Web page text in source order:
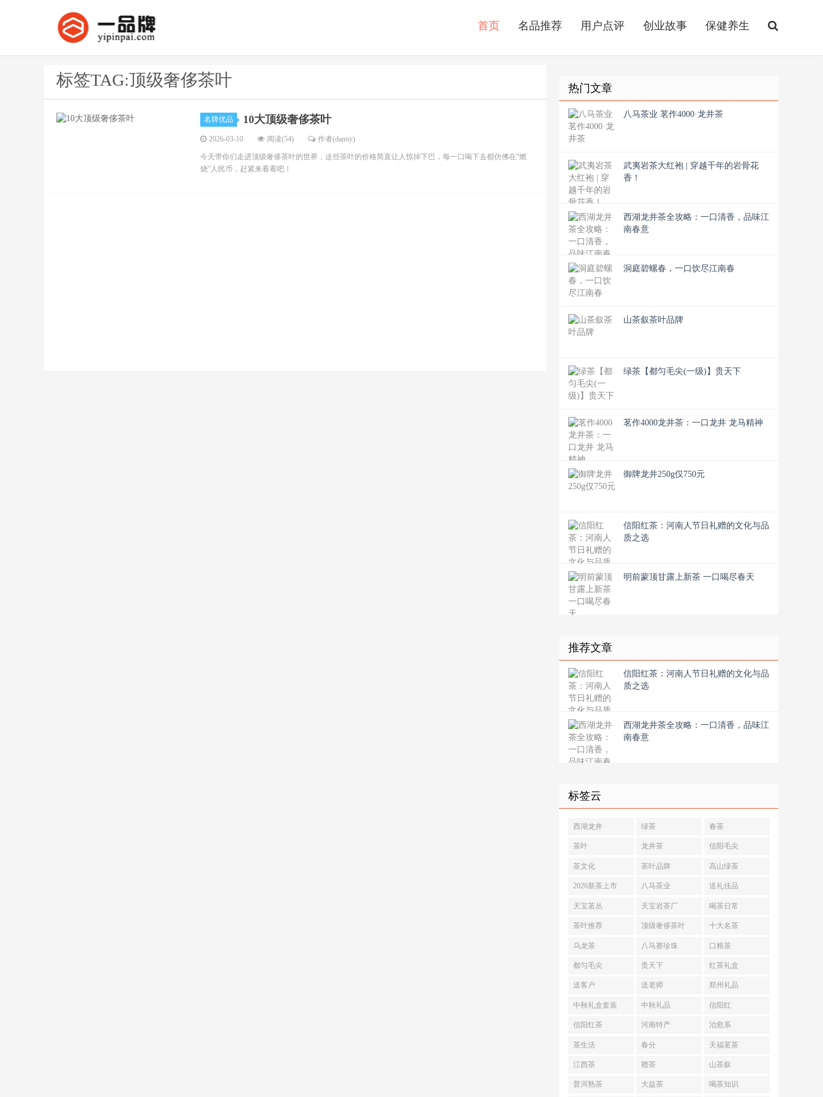
首页 名品推荐 用户点评 创业故事 保健养生
标签TAG:顶级奢侈茶叶
名牌优品 10大顶级奢侈茶叶
2026-03-10 阅读(54) 作者(danny)
今天带你们走进顶级奢侈茶叶的世界，这些茶叶的价格简直让人惊掉下巴，每一口喝下去都仿佛在“燃
烧”人民币，赶紧来看看吧！
热门文章
八马茶业 茗作4000·龙井茶
武夷岩茶大红袍 | 穿越千年的岩骨花
香！
西湖龙井茶全攻略：一口清香，品味江
南春意
洞庭碧螺春，一口饮尽江南春
山茶叙茶叶品牌
绿茶【都匀毛尖(一级)】贵天下
茗作4000龙井茶：一口龙井 龙马精神
御牌龙井250g仅750元
信阳红茶：河南人节日礼赠的文化与品
质之选
明前蒙顶甘露上新茶 一口喝尽春天
推荐文章
信阳红茶：河南人节日礼赠的文化与品
质之选
西湖龙井茶全攻略：一口清香，品味江
南春意
标签云
西湖龙井 绿茶 春茶
茶叶 龙井茶 信阳毛尖
茶文化 茶叶品牌 高山绿茶
2026新茶上市 八马茶业 送礼佳品
天宝茗丛 天宝岩茶厂 喝茶日常
茶叶推荐 顶级奢侈茶叶 十大名茶
乌龙茶 八马赛珍珠 口粮茶
都匀毛尖 贵天下 红茶礼盒
送客户 送老师 郑州礼品
中秋礼盒套装 中秋礼品 信阳红
信阳红茶 河南特产 治愈系
茶生活 春分 天福茗茶
江西茶 赣茶 山茶叙
普洱熟茶 大益茶 喝茶知识